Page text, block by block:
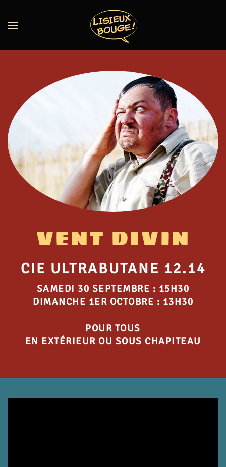
VENT DIVIN
CIE ULTRABUTANE 12.14
SAMEDI 30 SEPTEMBRE : 15H30
DIMANCHE 1ER OCTOBRE : 13H30
POUR TOUS
EN EXTÉRIEUR OU SOUS CHAPITEAU